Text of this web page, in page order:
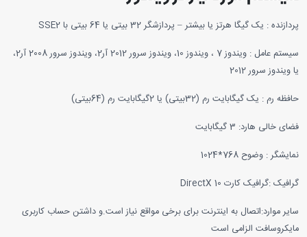
پردازنده : یک گیگا هرتز یا بیشتر – پردازشگر 32 بیتی یا 64 بیتی با SSE2
سیستم عامل : ویندوز 7 ، ویندوز 10، ویندوز سرور 2012 آر2، ویندوز سرور 2008 آر2،
یا ویندوز سرور 2012
حافظه رم : یک گیگابایت رم (32بیتی) یا 2گیگابایت رم (64بیتی)
فضای خالی هارد: 3 گیگابایت
نمایشگر : وضوح 768*1024
گرافیک :گرافیک کارت DirectX 10
سایر موارد:اتصال به اینترنت برای برخی مواقع نیاز است.و داشتن حساب کاربری
مایکروسافت الزامی است